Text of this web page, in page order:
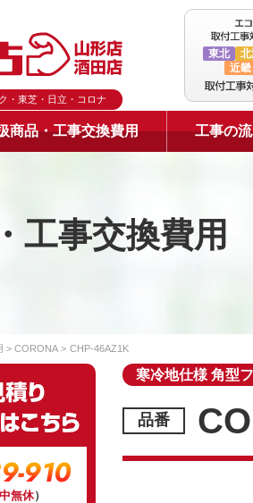
・東芝・日立・コロナ
東北
近畿
商品・工事交換費用 工事の
工事交換費用
CORONA CHP-46AZ1K
寒冷地仕様 角型
910
無休）